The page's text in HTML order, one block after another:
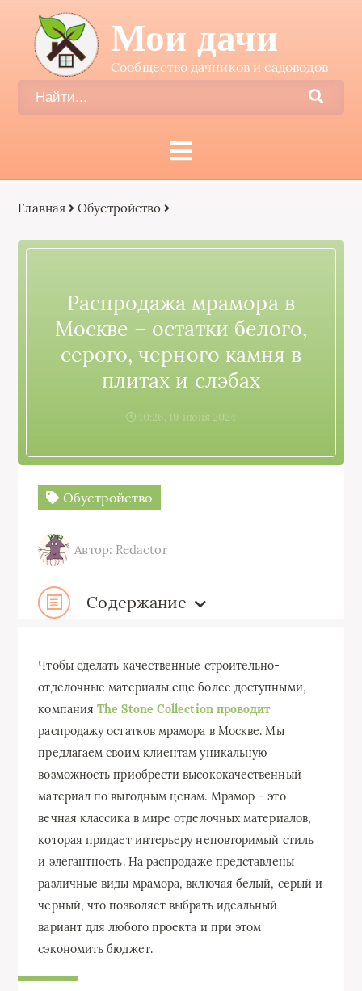
Мои дачи
Сообщество дачников и садоводов
Главная Обустройство
Распродажа мрамора в
Москве – остатки белого,
серого, черного камня в
плитах и слэбах
10:26, 19 июня 2024
Обустройство
Автор: Redactor
Содержание
Чтобы сделать качественные строительно-
отделочные материалы еще более доступными,
компанияThe Stone Collection проводит
распродажу остатков мрамора в Москве. Мы
предлагаем своим клиентам уникальную
возможность приобрести высококачественный
материал по выгодным ценам. Мрамор – это
вечная классика в мире отделочных материалов,
которая придает интерьеру неповторимый стиль
и элегантность. На распродаже представлены
различные виды мрамора, включая белый, серый и
черный, что позволяет выбрать идеальный
вариант для любого проекта и при этом
сэкономить бюджет.